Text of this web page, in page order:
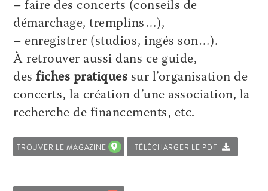
– faire des concerts (conseils de
démarchage, tremplins…),
– enregistrer (studios, ingés son…).
À retrouver aussi dans ce guide,
desfiches pratiques sur l’organisation de
concerts, la création d’une association, la
recherche de financements, etc.
TROUVER LE MAGAZINE TÉLÉCHARGER LE PDF